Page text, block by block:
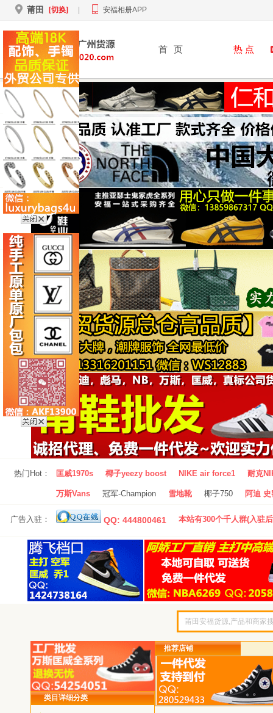
莆田 [切换] 安福相册APP
首 页 热 点
热门Hot： 匡威1970s 椰子yeezy boost NIKE air force1 耐克
万斯Vans 冠军-Champion 雪地靴 椰子750 阿迪
广告入驻： QQ: 444800461 本站有300个千人群(入驻
类目详细分类
推荐店铺